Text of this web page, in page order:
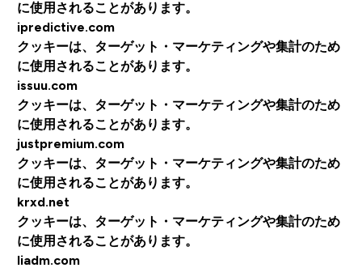
に使用されることがあります。
ipredictive.com
クッキーは、ターゲット・マーケティングや集計のため
に使用されることがあります。
issuu.com
クッキーは、ターゲット・マーケティングや集計のため
に使用されることがあります。
justpremium.com
クッキーは、ターゲット・マーケティングや集計のため
に使用されることがあります。
krxd.net
クッキーは、ターゲット・マーケティングや集計のため
に使用されることがあります。
liadm.com